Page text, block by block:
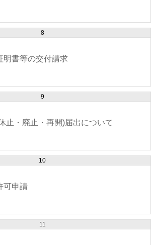
8
明書等の交付請求
9
止・廃止・再開)届出について
10
可申請
11